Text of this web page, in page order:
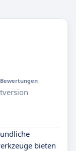
Bewertungen
bieten